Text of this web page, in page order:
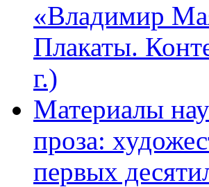
«Владимир
Плакаты.
г.)
Материалы
проза:
первых